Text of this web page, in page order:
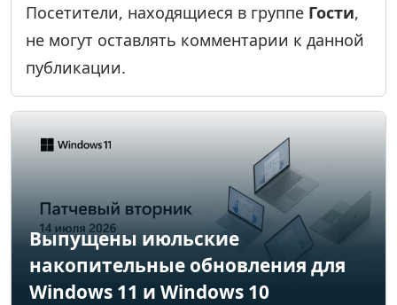
Посетители, находящиеся в группе Гости,
не могут оставлять комментарии к данной
публикации.
Выпущены июльские
накопительные обновления для
Windows 11 и Windows 10